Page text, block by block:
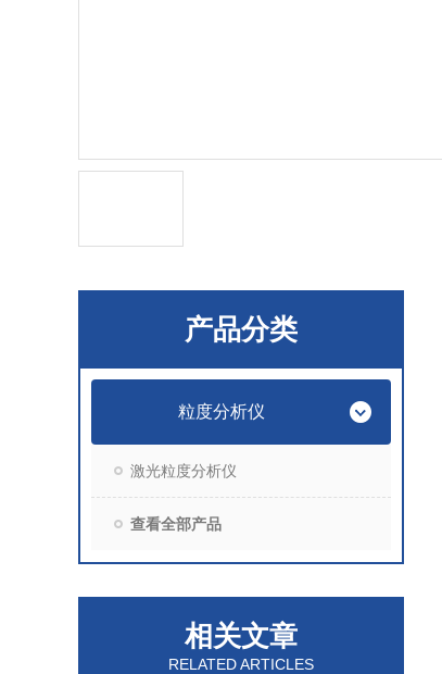
产品分类
粒度分析仪
激光粒度分析仪
查看全部产品
相关文章
RELATED ARTICLES